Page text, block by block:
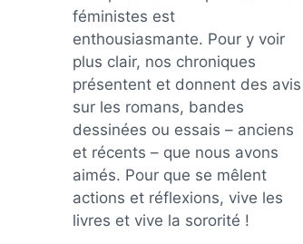
féministes est
enthousiasmante. Pour y voir
plus clair, nos chroniques
présentent et donnent des avis
sur les romans, bandes
dessinées ou essais – anciens
et récents – que nous avons
aimés. Pour que se mêlent
actions et réflexions, vive les
livres et vive la sororité !